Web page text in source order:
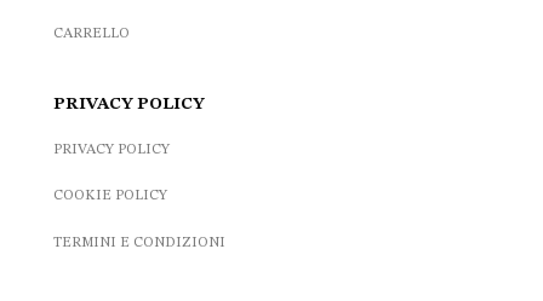
CARRELLO
PRIVACY POLICY
PRIVACY POLICY
COOKIE POLICY
TERMINI E CONDIZIONI